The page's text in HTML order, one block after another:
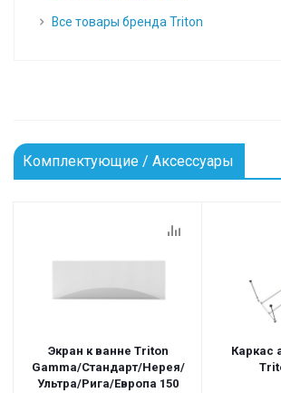
Все товары бренда Triton
Комплектующие / Аксессуары
Экран к ванне Triton
Gamma/Стандарт/Нерея/
Ультра/Рига/Европа 150
Каркас